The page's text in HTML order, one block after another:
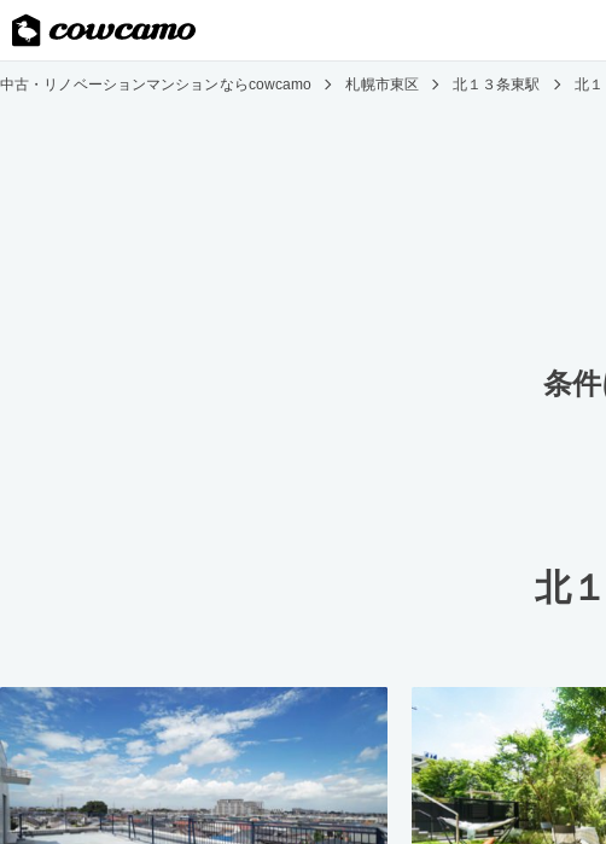
中古・リノベーションマンションならcowcamo 札幌市東区 北１３条東駅 北
条
北